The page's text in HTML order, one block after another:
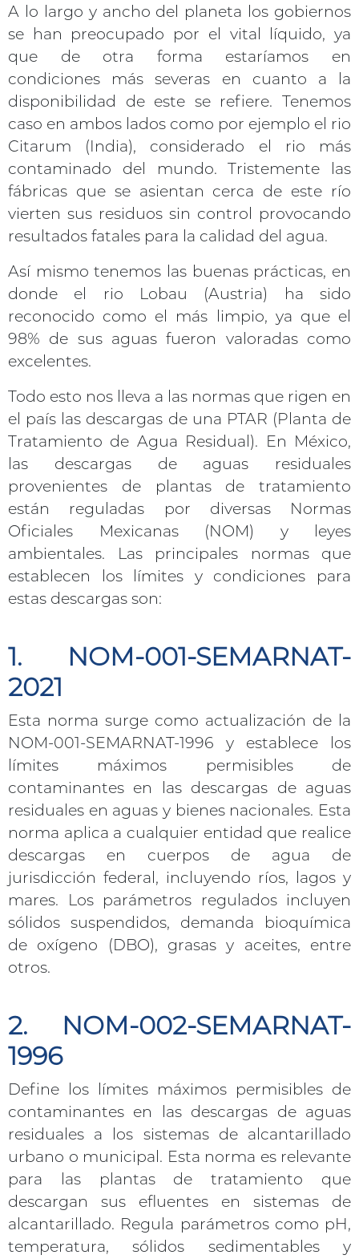
A lo largo y ancho del planeta los gobiernos
se han preocupado por el vital líquido, ya
que de otra forma estaríamos en
condiciones más severas en cuanto a la
disponibilidad de este se refiere. Tenemos
caso en ambos lados como por ejemplo el rio
Citarum (India), considerado el rio más
contaminado del mundo. Tristemente las
fábricas que se asientan cerca de este río
vierten sus residuos sin control provocando
resultados fatales para la calidad del agua.
Así mismo tenemos las buenas prácticas, en
donde el rio Lobau (Austria) ha sido
reconocido como el más limpio, ya que el
98% de sus aguas fueron valoradas como
excelentes.
Todo esto nos lleva a las normas que rigen en
el país las descargas de una PTAR (Planta de
Tratamiento de Agua Residual). En México,
las descargas de aguas residuales
provenientes de plantas de tratamiento
están reguladas por diversas Normas
Oficiales Mexicanas (NOM) y leyes
ambientales. Las principales normas que
establecen los límites y condiciones para
estas descargas son:
1. NOM-001-SEMARNAT-
2021
Esta norma surge como actualización de la
NOM-001-SEMARNAT-1996 y establece los
límites máximos permisibles de
contaminantes en las descargas de aguas
residuales en aguas y bienes nacionales. Esta
norma aplica a cualquier entidad que realice
descargas en cuerpos de agua de
jurisdicción federal, incluyendo ríos, lagos y
mares. Los parámetros regulados incluyen
sólidos suspendidos, demanda bioquímica
de oxígeno (DBO), grasas y aceites, entre
otros.
2. NOM-002-SEMARNAT-
1996
Define los límites máximos permisibles de
contaminantes en las descargas de aguas
residuales a los sistemas de alcantarillado
urbano o municipal. Esta norma es relevante
para las plantas de tratamiento que
descargan sus efluentes en sistemas de
alcantarillado. Regula parámetros como pH,
temperatura, sólidos sedimentables y